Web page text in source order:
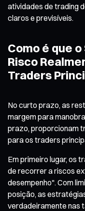
atividades de trading
claros e previsíveis.
Como é que
Risco
Traders
No curto prazo, as
margem para
prazo, proporcionam
para os traders
Em primeiro lugar, os
de recorrer a riscos
desempenho". Com
posição, as
verdadeiramente nas